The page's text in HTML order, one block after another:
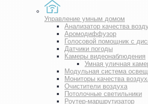
Управление умным домом
Анализатор качества
Аромодиффузор
Голосовой помощник с
Датчики погоды
Камеры видеонаблюдения
Умная уличная
Модульная система
Мониторы качества
Очистители воздуха
Потолочные светильники
Роутер-маршрутизатор